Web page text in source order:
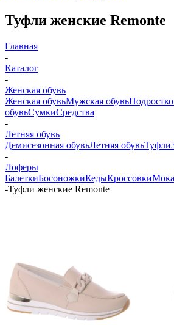
Туфли женские Remonte
Главная
-
Каталог
-
Женская обувь
Женская обувьМужская обувь
обувьСумкиСредства
-
Летняя обувь
Демисезонная обувьЛетняя обувьТуфли
-
Лоферы
БалеткиБосоножкиКедыКроссовки
-Туфли женские Remonte